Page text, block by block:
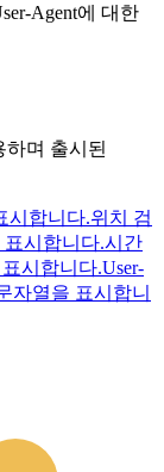
Agent에 대한
며 출시된
시합니다.위치 검
시합니다.시간
시합니다.User-
자열을 표시합니